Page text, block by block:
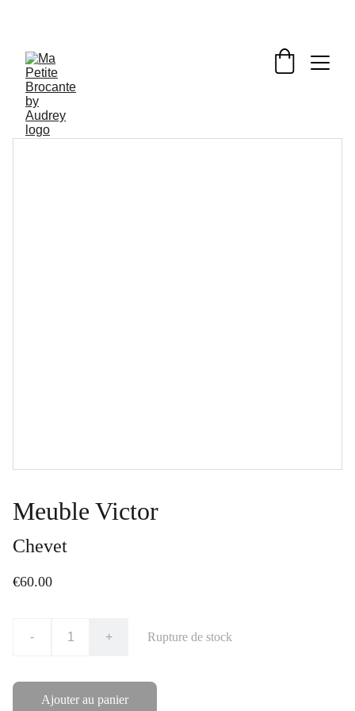
Meuble Victor
Chevet
€60.00
- + Rupture de stock
Ajouter au panier